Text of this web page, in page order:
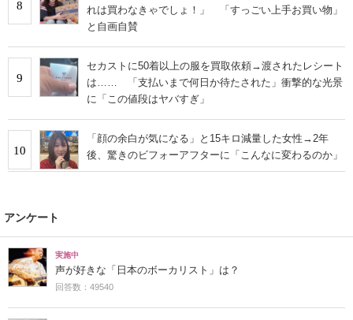
8
れは買わなきゃでしょ！」 「すっごい上手お買い物」
と自画自賛
9
セカストに50着以上の服を買取依頼→渡されたレシート
は…… 「支払いまで何日か待たされた」衝撃的な光景
に「この値段はヤバすぎ」
10
「顔の余白が気になる」と15キロ減量した女性→2年
後、驚きのビフォーアフターに「こんなに変わるのか」
アンケート
実施中
声が好きな「日本のボーカリスト」は？
回答数：49540